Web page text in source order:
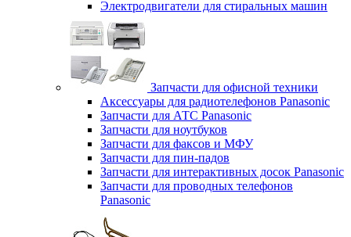
Электродвигатели для стиральных машин
Запчасти для офисной техники
Аксессуары для радиотелефонов Panasonic
Запчасти для АТС Panasonic
Запчасти для ноутбуков
Запчасти для факсов и МФУ
Запчасти для пин-падов
Запчасти для интерактивных досок Panasonic
Запчасти для проводных телефонов
Panasonic